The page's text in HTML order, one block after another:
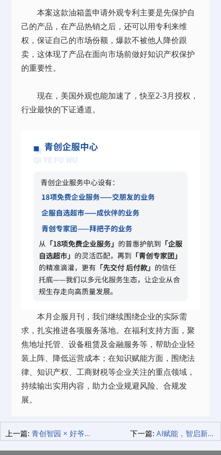
本案这款油箱盖申请外观专利主要是先保护自
己的产品，在产品热销之后，还可以用专利来维
权，保证自己的市场份额，爆款不被他人降价跟
卖，这体现了产品在面向市场前做好知识产权保护
的重要性。
现在，美国外观也能加速了，快至2-3月授权，
行业最快的下证通道。
本月企服月刊，我们继续围绕企业的实际需
求，扎实推进各项服务落地。在福利支持方面，聚
焦地址托管、设备租赁及金融服务等，帮助企业轻
装上阵、降低运营成本；在知识赋能方面，围绕法
律、知识产权、工商财税等企业关注的重点领域，
持续输出实用内容，助力企业规避风险、合规发
展。
上一篇: 青创智园 × 好爷爷「公益星期三·爱心面计划」首场活动温暖启幕！ 下一篇: AI赋能，智启新程｜“AI创业者私享会”在青创园·龙华汇成功举办